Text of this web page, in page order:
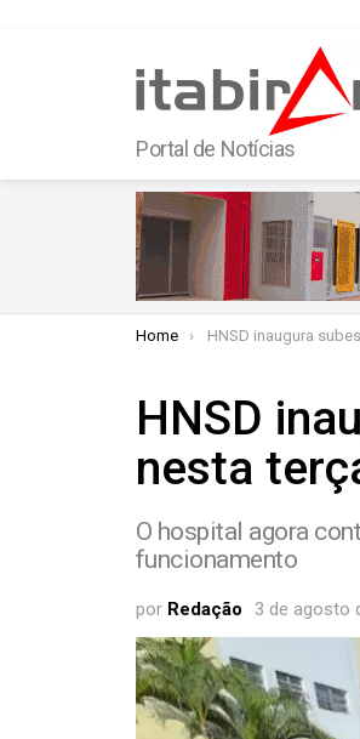
Portal de Notícias
You are here:
Home HNSD inaugura subestação
HNSD
nesta
O hospital agora
funcionamento
por Redação 3 de agosto